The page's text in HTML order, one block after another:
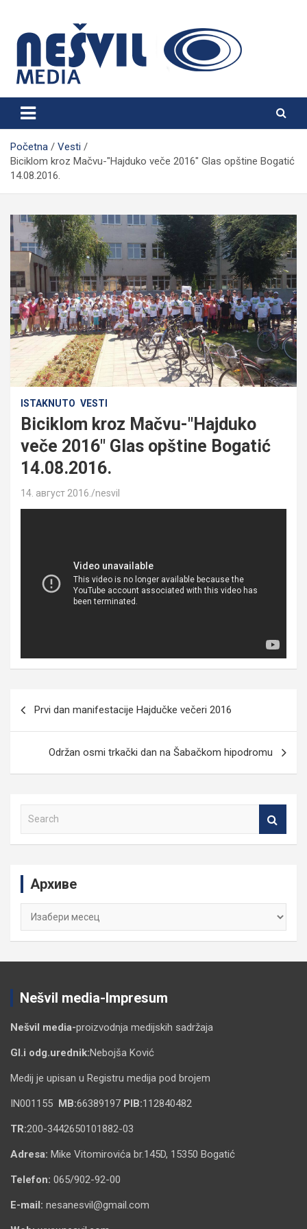
content
Nešvil Media Bogatić
Početna
Vesti
Biciklom kroz Mačvu-"Hajduko veče 2016" Glas opštine Bogatić
14.08.2016.
ISTAKNUTO VESTI
Biciklom kroz Mačvu-"Hajduko
veče 2016" Glas opštine Bogatić
14.08.2016.
14. август 2016. nesvil
Prvi dan manifestacije Hajdučke večeri 2016
Održan osmi trkački dan na Šabačkom hipodromu
Архиве
Архиве
Nešvil media-Impresum
Nešvil media-proizvodnja medijskih sadržaja
Gl.i odg.urednik:Nebojša Ković
Medij je upisan u Registru medija pod brojem
IN001155 MB:66389197 PIB:112840482
TR:200-3442650101882-03
Adresa: Mike Vitomirovića br.145D, 15350 Bogatić
Telefon: 065/902-92-00
E-mail: nesanesvil@gmail.com